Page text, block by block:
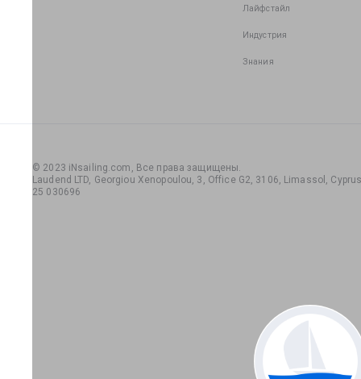
Лайфстайл
Индустрия
Знания
© 2023 iNsailing.com, Все права защищены.
Laudend LTD, Georgiou Xenopoulou, 3, Office G2, 3106, Limassol,
25 030696